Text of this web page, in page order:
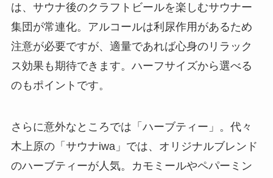
は、サウナ後のクラフトビールを楽しむサウナー
集団が常連化。アルコールは利尿作用があるため
注意が必要ですが、適量であれば心身のリラック
ス効果も期待できます。ハーフサイズから選べる
のもポイントです。
さらに意外なところでは「ハーブティー」。代々
木上原の「サウナiwa」では、オリジナルブレンド
のハーブティーが人気。カモミールやペパーミン